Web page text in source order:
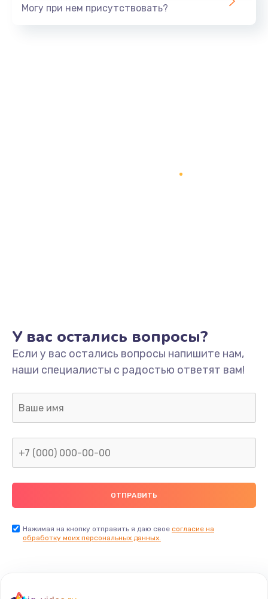
Могу при нем присутствовать?
У вас остались вопросы?
Если у вас остались вопросы напишите нам,
наши специалисты с радостью ответят вам!
Нажимая на кнопку отправить я даю свое согласие на
обработку моих персональных данных.